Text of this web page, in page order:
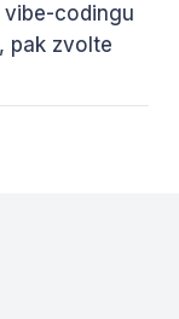
codingu
pak zvolte